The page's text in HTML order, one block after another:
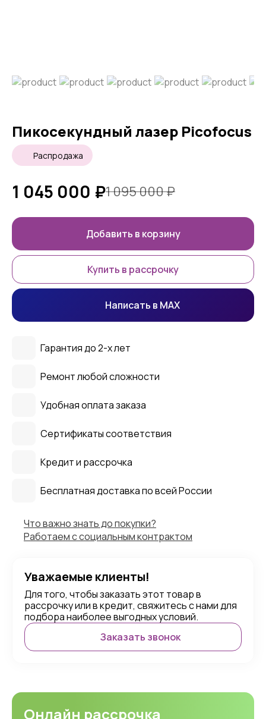
Пикосекундный лазер Picofocus
Распродажа
1 045 000 ₽1 095 000₽
Добавить в корзину
Купить в рассрочку
Написать в MAX
Гарантия до 2-х лет
Ремонт любой сложности
Удобная оплата заказа
Сертификаты соответствия
Кредит и рассрочка
Бесплатная доставка по всей России
Что важно знать до покупки?
Работаем с социальным контрактом
Уважаемые клиенты!
Для того, чтобы заказать этот товар в
рассрочку или в кредит, свяжитесь с нами для
подбора наиболее выгодных условий.
Заказать звонок
Онлайн рассрочка